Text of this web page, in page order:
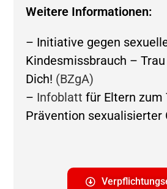
Weitere Informationen:
– Initiative gegen
Kindesmissbrauch – Trau
Dich! (BZgA)
– Infoblatt für Eltern zum
Prävention sexualisierter